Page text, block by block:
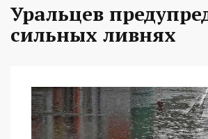
Уральцев
сильных ливнях